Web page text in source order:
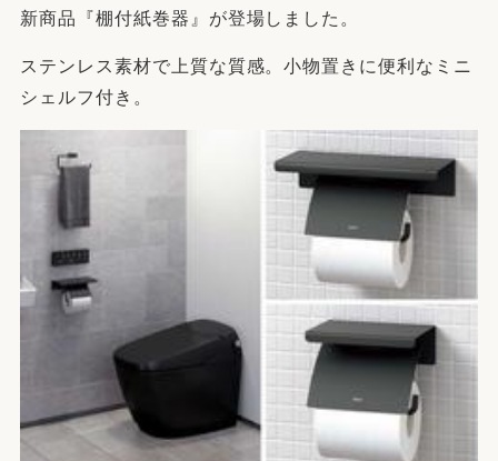
新商品『棚付紙巻器』が登場しました。
ステンレス素材で上質な質感。小物置きに便利なミニ
シェルフ付き。